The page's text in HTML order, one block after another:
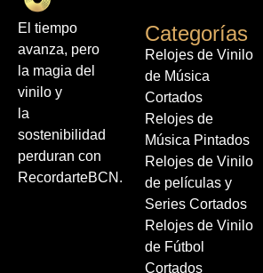
El tiempo
avanza, pero
la magia del
vinilo y
la
sostenibilidad
perduran con
RecordarteBCN.
Categorías
Relojes de Vinilo
de Música
Cortados
Relojes de
Música Pintados
Relojes de Vinilo
de películas y
Series Cortados
Relojes de Vinilo
de Fútbol
Cortados